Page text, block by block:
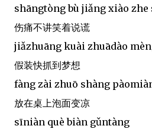
shāngtòng bù jiǎng xiào zhe
伤痛不讲笑着说谎
jiǎzhuāng kuài zhuādào
假装快抓到梦想
fàng zài zhuō shàng
放在桌上泡面变凉
sīniàn què biàn gǔntàng